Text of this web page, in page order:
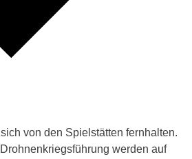
von den Spielstätten fernhalten.
werden auf